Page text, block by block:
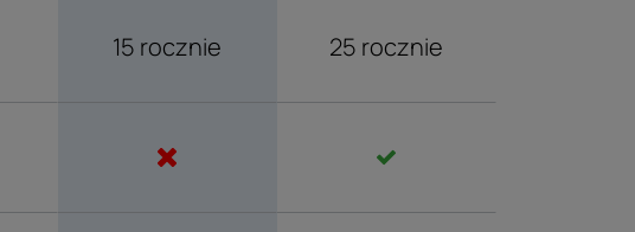
15 rocznie 25 rocznie